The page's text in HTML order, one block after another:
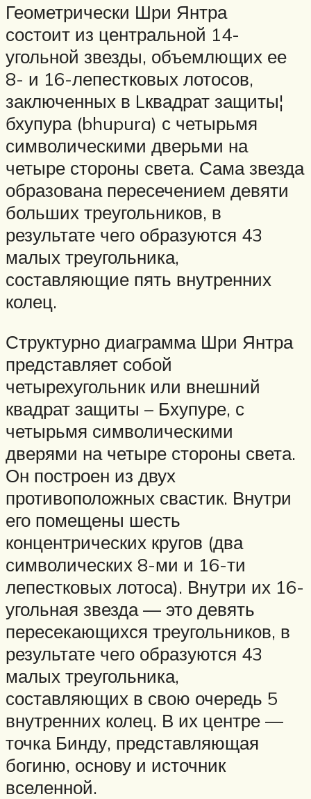
Геометрически Шри Янтра
состоит из центральной 14-
угольной звезды, объемлющих ее
8- и 16-лепестковых лотосов,
заключенных в Lквадрат защиты¦
бхупура (bhupura) с четырьмя
символическими дверьми на
четыре стороны света. Сама звезда
образована пересечением девяти
больших треугольников, в
результате чего образуются 43
малых треугольника,
составляющие пять внутренних
колец.
Структурно диаграмма Шри Янтра
представляет собой
четырехугольник или внешний
квадрат защиты – Бхупуре, с
четырьмя символическими
дверями на четыре стороны света.
Он построен из двух
противоположных свастик. Внутри
его помещены шесть
концентрических кругов (два
символических 8-ми и 16-ти
лепестковых лотоса). Внутри их 16-
угольная звезда — это девять
пересекающихся треугольников, в
результате чего образуются 43
малых треугольника,
составляющих в свою очередь 5
внутренних колец. В их центре —
точка Бинду, представляющая
богиню, основу и источник
вселенной.